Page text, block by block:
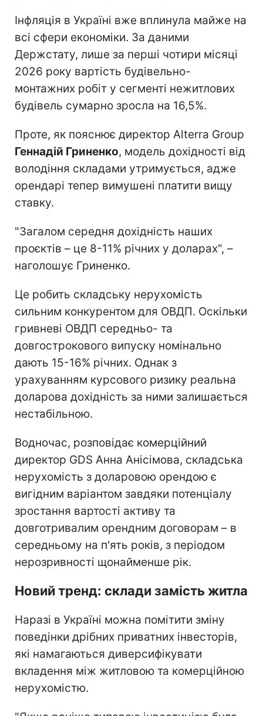
Інфляція в Україні вже вплинула майже на
всі сфери економіки. За даними
Держстату, лише за перші чотири місяці
2026 року вартість будівельно-
монтажних робіт у сегменті нежитлових
будівель сумарно зросла на 16,5%.
Проте, як пояснює директор Alterra Group
Геннадій Гриненко, модель дохідності від
володіння складами утримується, адже
орендарі тепер вимушені платити вищу
ставку.
"Загалом середня дохідність наших
проєктів – це 8-11% річних у доларах", –
наголошує Гриненко.
Це робить складську нерухомість
сильним конкурентом для ОВДП. Оскільки
гривневі ОВДП середньо- та
довгострокового випуску номінально
дають 15-16% річних. Однак з
урахуванням курсового ризику реальна
доларова дохідність за ними залишається
нестабільною.
Водночас, розповідає комерційний
директор GDS Анна Анісімова, складська
нерухомість з доларовою орендою є
вигідним варіантом завдяки потенціалу
зростання вартості активу та
довготривалим орендним договорам – в
середньому на п'ять років, з періодом
нерозривності щонайменше рік.
Новий тренд: склади замість житла
Наразі в Україні можна помітити зміну
поведінки дрібних приватних інвесторів,
які намагаються диверсифікувати
вкладення між житловою та комерційною
нерухомістю.